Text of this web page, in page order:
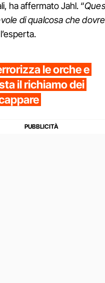
ha affermato Jahl. “
di qualcosa che
le orche e
il richiamo dei